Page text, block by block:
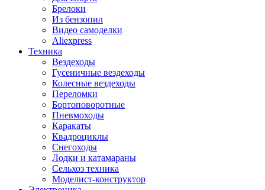
Брелоки
Из бензопил
Видео самоделки
Aliexpress
Техника
Вездеходы
Гусеничные вездеходы
Колесные вездеходы
Переломки
Бортоповоротные
Пневмоходы
Каракаты
Квадроциклы
Снегоходы
Лодки и катамараны
Сельхоз техника
Моделист-конструктор